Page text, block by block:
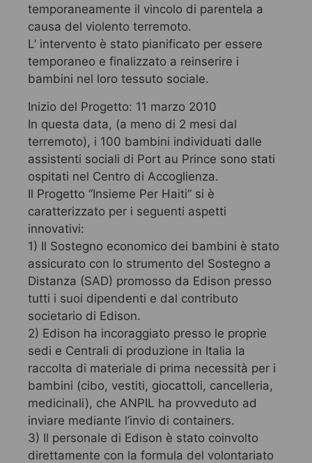
temporaneamente il vincolo di parentela a
causa del violento terremoto.
L’ intervento è stato pianificato per essere
temporaneo e finalizzato a reinserire i
bambini nel loro tessuto sociale.
Inizio del Progetto: 11 marzo 2010
In questa data, (a meno di 2 mesi dal
terremoto), i 100 bambini individuati dalle
assistenti sociali di Port au Prince sono stati
ospitati nel Centro di Accoglienza.
Il Progetto “Insieme Per Haiti” si è
caratterizzato per i seguenti aspetti
innovativi:
1) Il Sostegno economico dei bambini è stato
assicurato con lo strumento del Sostegno a
Distanza (SAD) promosso da Edison presso
tutti i suoi dipendenti e dal contributo
societario di Edison.
2) Edison ha incoraggiato presso le proprie
sedi e Centrali di produzione in Italia la
raccolta di materiale di prima necessità per i
bambini (cibo, vestiti, giocattoli, cancelleria,
medicinali), che ANPIL ha provveduto ad
inviare mediante l’invio di containers.
3) Il personale di Edison è stato coinvolto
direttamente con la formula del volontariato